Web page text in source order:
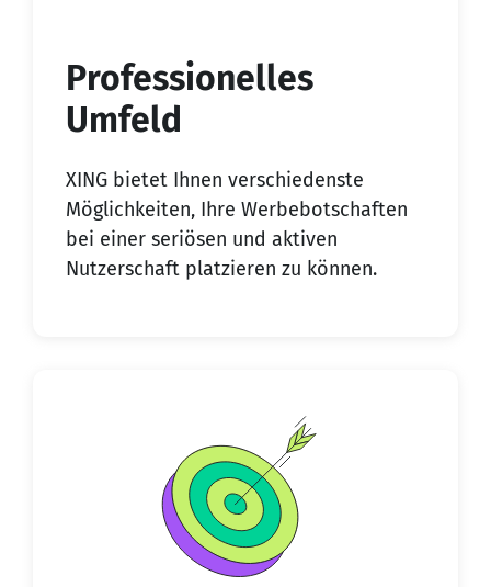
Professionelles
Umfeld
XING bietet Ihnen verschiedenste
Möglichkeiten, Ihre Werbebotschaften
bei einer seriösen und aktiven
Nutzerschaft platzieren zu können.